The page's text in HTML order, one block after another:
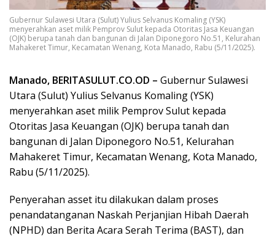
Gubernur Sulawesi Utara (Sulut) Yulius Selvanus Komaling (YSK)
menyerahkan aset milik Pemprov Sulut kepada Otoritas Jasa Keuangan
(OJK) berupa tanah dan bangunan di Jalan Diponegoro No.51, Kelurahan
Mahakeret Timur, Kecamatan Wenang, Kota Manado, Rabu (5/11/2025).
Manado, BERITASULUT.CO.OD – Gubernur Sulawesi
Utara (Sulut) Yulius Selvanus Komaling (YSK)
menyerahkan aset milik Pemprov Sulut kepada
Otoritas Jasa Keuangan (OJK) berupa tanah dan
bangunan di Jalan Diponegoro No.51, Kelurahan
Mahakeret Timur, Kecamatan Wenang, Kota Manado,
Rabu (5/11/2025).
Penyerahan asset itu dilakukan dalam proses
penandatanganan Naskah Perjanjian Hibah Daerah
(NPHD) dan Berita Acara Serah Terima (BAST), dan